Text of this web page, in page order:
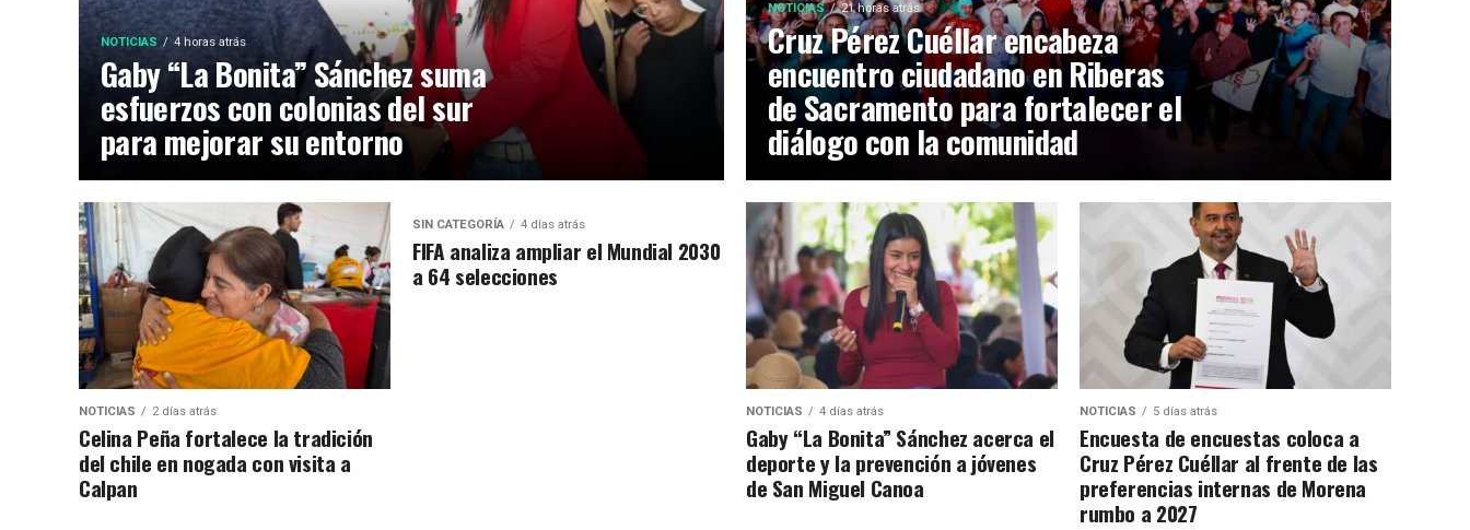
NOTICIAS 4 horas atrás
Gaby “La Bonita” Sánchez suma
esfuerzos con colonias del sur
para mejorar su entorno
NOTICIAS 21 horas atrás
Cruz Pérez Cuéllar encabeza
encuentro ciudadano en Riberas
de Sacramento para fortalecer el
diálogo con la comunidad
NOTICIAS 2 días atrás
Celina Peña fortalece la tradición
del chile en nogada con visita a
Calpan
SIN CATEGORÍA 4 días atrás
FIFA analiza ampliar el Mundial 2030
a 64 selecciones
NOTICIAS 4 días atrás
Gaby “La Bonita” Sánchez acerca el
deporte y la prevención a jóvenes
de San Miguel Canoa
NOTICIAS 5 días atrás
Encuesta de encuestas coloca a
Cruz Pérez Cuéllar al frente de las
preferencias internas de Morena
rumbo a 2027